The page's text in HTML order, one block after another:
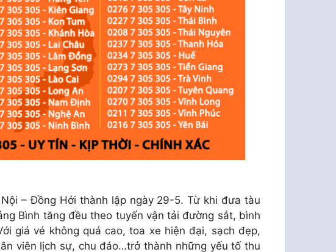
– Đồng Hới thành lập ngày 29-5. Từ khi đưa tàu
Bình tăng đều theo tuyến vận tải đường sắt, bình
giá vé không quá cao, toa xe hiện đại, sạch đẹp,
viên lịch sự, chu đáo…trở thành những yếu tố thu